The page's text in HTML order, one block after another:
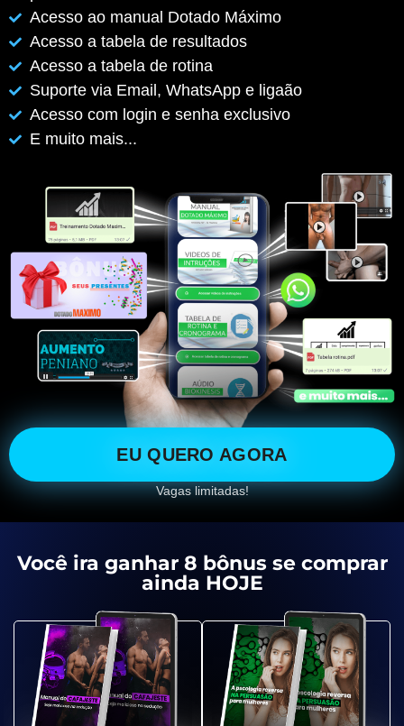
Acesso ao manual Dotado Máximo
Acesso a tabela de resultados
Acesso a tabela de rotina
Suporte via Email, WhatsApp e ligaão
Acesso com login e senha exclusivo
E muito mais...
EU QUERO AGORA
Vagas limitadas!
Você ira ganhar 8 bônus se comprar
ainda HOJE